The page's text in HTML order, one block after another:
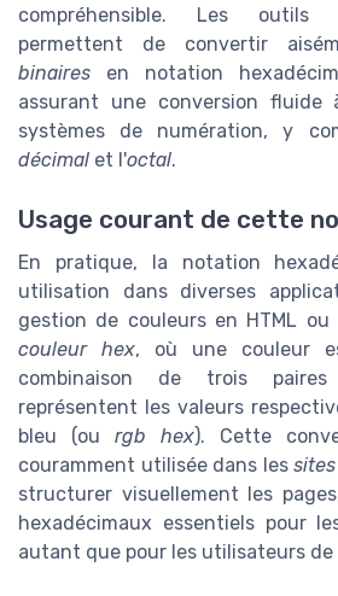
compréhensible. Les outils
permettent de convertir
binaires en notation
assurant une conversion fluide
systèmes de numération, y
décimal et l'octal.
Usage courant de cette
En pratique, la notation
utilisation dans diverses
gestion de couleurs en HTML
couleur hex, où une couleur
combinaison de trois
représentent les valeurs
bleu (ou rgb hex). Cette
couramment utilisée dans les
structurer visuellement les
hexadécimaux essentiels pour
autant que pour les utilisateurs de